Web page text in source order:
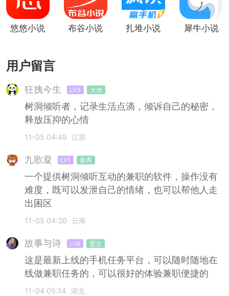
悠悠小说 布谷小说 扎堆小说 犀牛小说
用户留言
狂拽今生 LV3 大侠
树洞倾听者，记录生活点滴，倾诉自己的秘密，
释放压抑的心情
11-05 04:49 江苏
九歌凝 LV1 新秀
一个提供树洞倾听互动的兼职的软件，操作没有
难度，既可以发泄自己的情绪，也可以帮他人走
出困区
11-05 04:30 云南
故事与诗 LV6 盟主
这是最新上线的手机任务平台，可以随时随地在
线做兼职任务的，可以很好的体验兼职便捷的
11-04 05:14 湖北